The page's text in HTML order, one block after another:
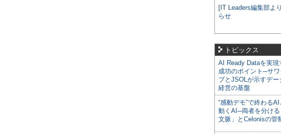
[IT Leaders編集部よ
らせ
トピックス
AI Ready Dataを実現
成功のポイント─サ
プとJSOLが示すデー
経営の基盤
“感動デモ”で終わる
動くAI─両者を分け
文脈」とCelonisの管